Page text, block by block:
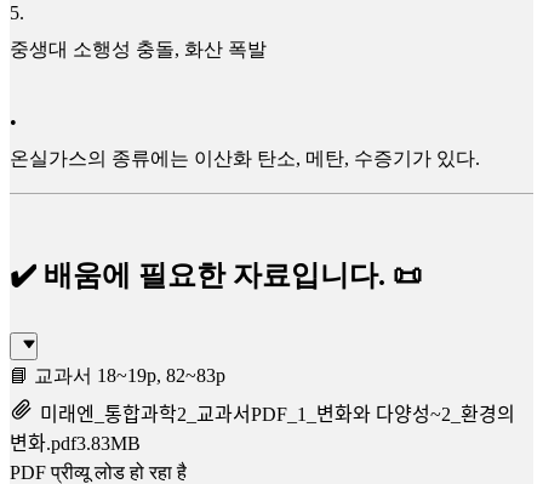
5.
중생대 소행성 충돌, 화산 폭발
•
온실가스의 종류에는 이산화 탄소, 메탄, 수증기가 있다.
✔️ 배움에 필요한 자료입니다. 📜
📘 교과서 18~19p, 82~83p
미래엔_통합과학2_교과서PDF_1_변화와 다양성~2_환경의
변화.pdf3.83MB
PDF प्रीव्यू लोड हो रहा है